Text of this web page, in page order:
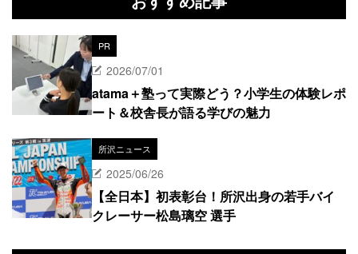
PR
2026/07/01
atama＋塾って実際どう？小学生の体験レポ
ート＆校舎長が語る学びの魅力
所沢ニュース
2025/06/26
【全日本】初表彰台！所沢出身の若手バイ
クレーサー松島璃空 選手